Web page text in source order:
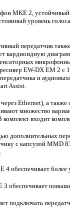
MKE 2, устойчивый к
уровень
передатчик
кардиоидную
EW-DX EM 2
и
Assist.
Ethernet), а
множество
входит
дополнительных
с капсулой MMD
обеспечивает более
обеспечивает
подключать